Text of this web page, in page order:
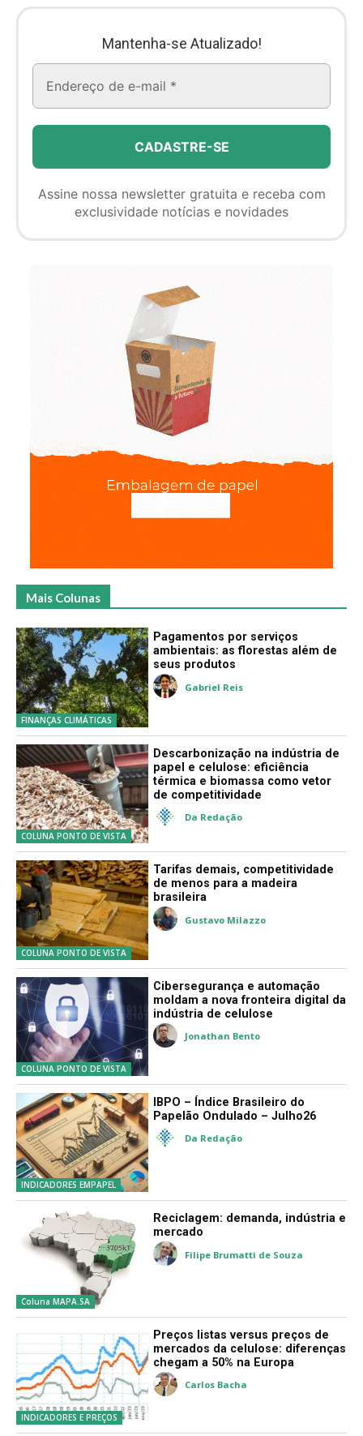
Mantenha-se Atualizado!
Assine nossa newsletter gratuita e receba com
exclusividade notícias e novidades
Mais Colunas
FINANÇAS CLIMÁTICAS
Pagamentos por serviços
ambientais: as florestas além de
seus produtos
COLUNA PONTO DE VISTA
Descarbonização na indústria de
papel e celulose: eficiência
térmica e biomassa como vetor
de competitividade
COLUNA PONTO DE VISTA
Tarifas demais, competitividade
de menos para a madeira
brasileira
COLUNA PONTO DE VISTA
Cibersegurança e automação
moldam a nova fronteira digital da
indústria de celulose
INDICADORES EMPAPEL
IBPO – Índice Brasileiro do
Papelão Ondulado – Julho26
Reciclagem: demanda, indústria e
mercado
Preços listas versus preços de
mercados da celulose: diferenças
chegam a 50% na Europa